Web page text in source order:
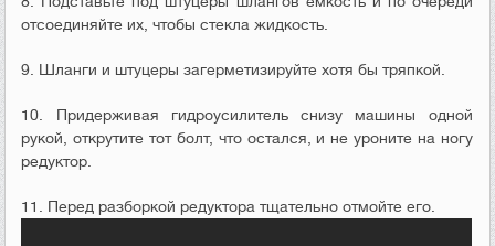
отсоединяйте их, чтобы стекла жидкость.
9. Шланги и штуцеры загерметизируйте хотя бы тряпкой.
10. Придерживая гидроусилитель снизу машины одной
рукой, открутите тот болт, что остался, и не уроните на ногу
редуктор.
11. Перед разборкой редуктора тщательно отмойте его.